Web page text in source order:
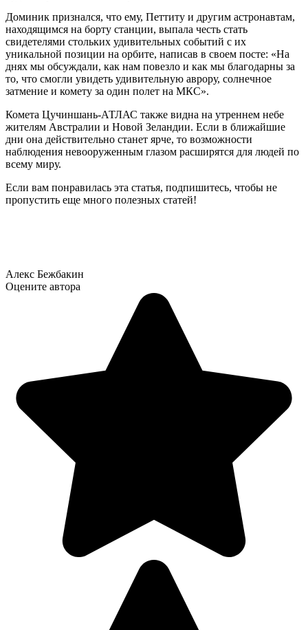
Доминик признался, что ему, Петтиту и другим астронавтам,
находящимся на борту станции, выпала честь стать
свидетелями стольких удивительных событий с их
уникальной позиции на орбите, написав в своем посте: «На
днях мы обсуждали, как нам повезло и как мы благодарны за
то, что смогли увидеть удивительную аврору, солнечное
затмение и комету за один полет на МКС».
Комета Цучиншань-АТЛАС также видна на утреннем небе
жителям Австралии и Новой Зеландии. Если в ближайшие
дни она действительно станет ярче, то возможности
наблюдения невооруженным глазом расширятся для людей по
всему миру.
Если вам понравилась эта статья, подпишитесь, чтобы не
пропустить еще много полезных статей!
Алекс Бежбакин
Оцените автора